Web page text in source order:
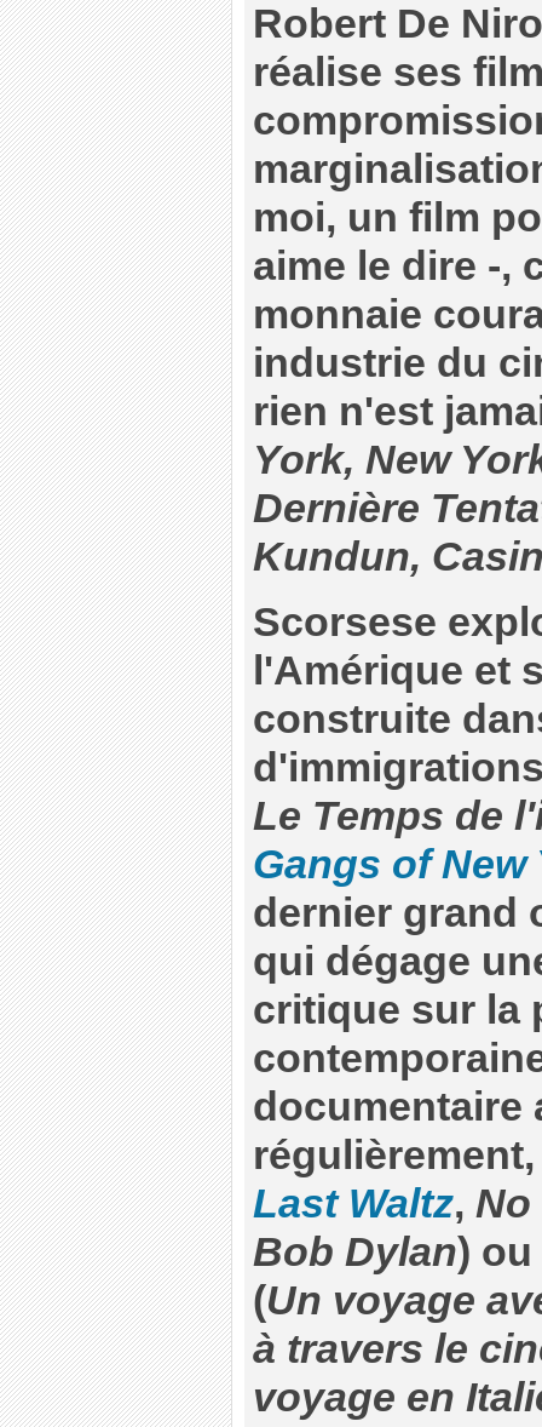
Robert De
réalise ses
moi, un film
aime le dire -,
monnaie
industrie du
rien n'est
York, New
Dernière
Kundun,
Scorsese
l'Amérique et
construite
Le Temps de
Gangs of New
dernier
qui dégage
critique sur la
documentaire
Last Waltz, No
Bob Dylan)
(Un voyage
à travers le
voyage en